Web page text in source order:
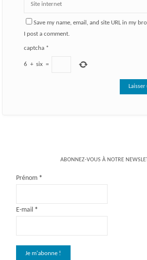
Save my name, email, and site URL in my
I post a comment.
captcha*
6 + six =
ABONNEZ-VOUS À NOTRE
Prénom *
E-mail *